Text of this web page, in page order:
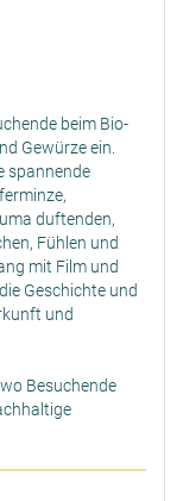
beim Bio-
Gewürze ein.
spannende
duftenden,
Fühlen und
mit Film und
Geschichte und
und
Besuchende